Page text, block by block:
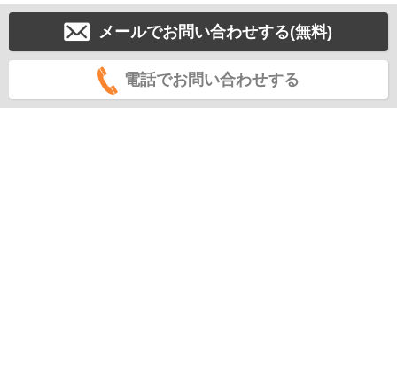
メールでお問い合わせする(無料)
電話でお問い合わせする